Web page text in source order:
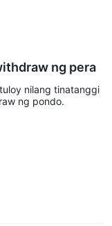
ng pera
nilang tinatanggi
ng pondo.